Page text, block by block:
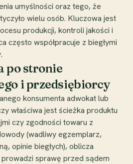
umyślności oraz tego, że
wielu osób. Kluczowa jest
produkcji, kontroli jakości i
często współpracuje z biegłymi
po stronie
i przedsiębiorcy
konsumenta adwokat lub
właściwa jest ścieżka produktu
czy zgodności towaru z
(wadliwy egzemplarz,
opinie biegłych), oblicza
sprawę przed sądem